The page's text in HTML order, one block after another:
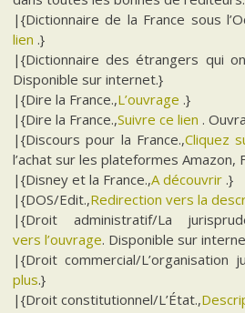
|{Dictionnaire de la France sous
lien .}
|{Dictionnaire des étrangers qui
Disponible sur internet.}
|{Dire la France.,L’ouvrage .}
|{Dire la France.,Suivre ce lien .
|{Discours pour la France.,Cliquez
l’achat sur les plateformes Amazon,
|{Disney et la France.,A découvrir .}
|{DOS/Edit.,Redirection vers la
|{Droit administratif/La
vers l’ouvrage. Disponible sur
|{Droit commercial/L’organisation
plus.}
|{Droit constitutionnel/L’État.,